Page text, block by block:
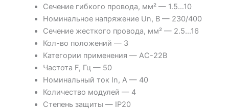
Сечение гибкого провода, мм² — 1.5…10
Номинальное напряжение Un, В — 230/400
Сечение жесткого провода, мм² — 2.5…16
Кол-во положений — 3
Категории применения — AC-22В
Частота F, Гц — 50
Номинальный ток In, А — 40
Количество модулей — 4
Степень защиты — IP20